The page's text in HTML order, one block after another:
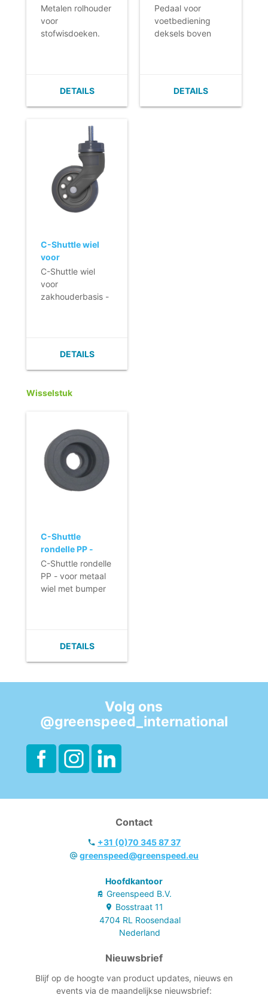
rolhouder
Metalen rolhouder
voor
stofwisdoeken.
DETAILS
voor zakhouder
(350-versies)
Pedaal voor
voetbediening
deksels boven
een wiel
(4801114) voor de
DETAILS
C-Shuttle wiel
voor
zakhouderbasis -
80 mm
C-Shuttle wiel
voor
zakhouderbasis -
DETAILS
Wisselstuk
C-Shuttle
rondelle PP -
voor metaal wiel
met bumper
C-Shuttle rondelle
PP - voor metaal
wiel met bumper
DETAILS
Volg ons
@greenspeed_international
Contact
+31 (0)70 345 87 37
greenspeed@greenspeed.eu
Hoofdkantoor
Greenspeed B.V.
Bosstraat 11
4704 RL Roosendaal
Nederland
Nieuwsbrief
Blijf op de hoogte van product updates, nieuws en
events via de maandelijkse nieuwsbrief: